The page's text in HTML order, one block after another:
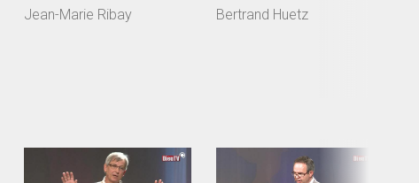
Jean-Marie Ribay Bertrand Huetz